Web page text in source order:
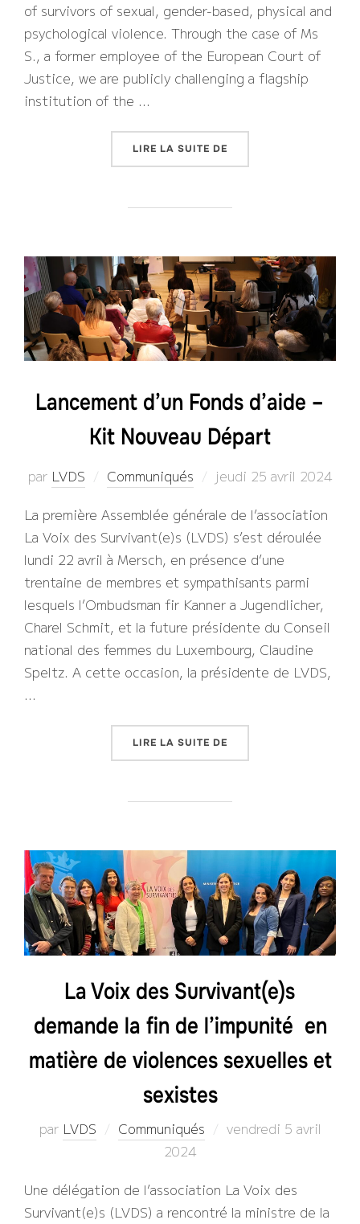
of survivors of sexual, gender-based, physical and
psychological violence. Through the case of Ms
S., a former employee of the European Court of
Justice, we are publicly challenging a flagship
institution of the …
LIRE LA SUITE DE
Lancement d’un Fonds d’aide –
Kit Nouveau Départ
par LVDS Communiqués
Publié
jeudi 25 avril 2024
La première Assemblée générale de l’association
La Voix des Survivant(e)s (LVDS) s’est déroulée
lundi 22 avril à Mersch, en présence d’une
trentaine de membres et sympathisants parmi
lesquels l’Ombudsman fir Kanner a Jugendlicher,
Charel Schmit, et la future présidente du Conseil
national des femmes du Luxembourg, Claudine
Speltz. A cette occasion, la présidente de LVDS,
…
LIRE LA SUITE DE
La Voix des Survivant(e)s
demande la fin de l’impunité en
matière de violences sexuelles et
sexistes
par LVDS Communiqués
Publié
vendredi 5 avril
2024
Une délégation de l’association La Voix des
Survivant(e)s (LVDS) a rencontré la ministre de la